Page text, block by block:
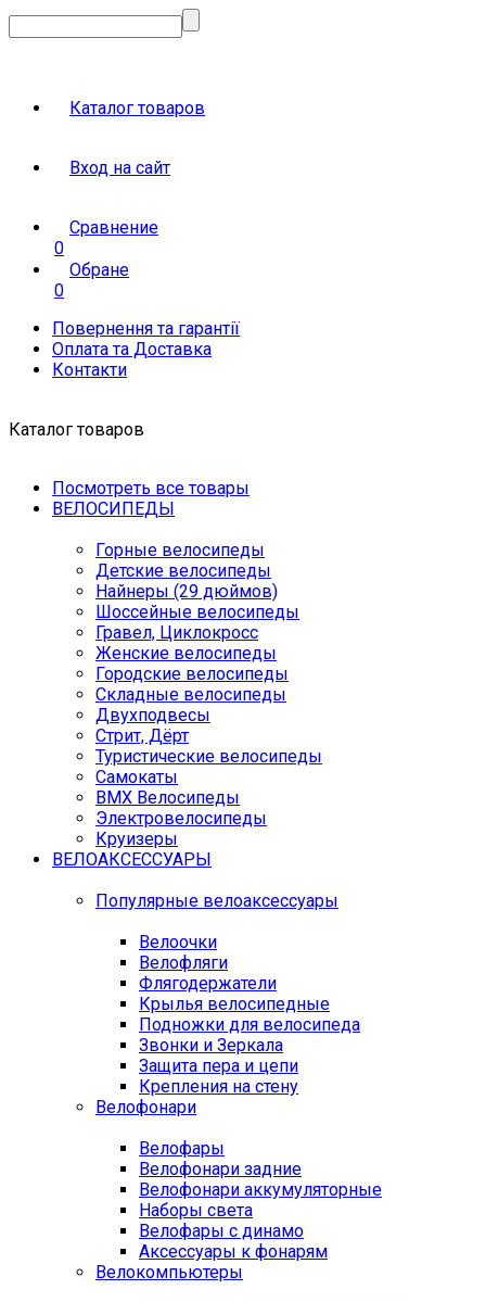
Каталог товаров
Вход на сайт
Сравнение
0
Обране
0
Повернення та гарантії
Оплата та Доставка
Контакти
Каталог товаров
Посмотреть все товары
ВЕЛОСИПЕДЫ
Горные велосипеды
Детские велосипеды
Найнеры (29 дюймов)
Шоссейные велосипеды
Гравел, Циклокросс
Женские велосипеды
Городcкие велосипеды
Складные велосипеды
Двухподвесы
Стрит, Дёрт
Туристические велосипеды
Самокаты
BMX Велосипеды
Электровелосипеды
Круизеры
ВЕЛОАКСЕССУАРЫ
Популярные велоаксессуары
Велоочки
Велофляги
Флягодержатели
Крылья велосипедные
Подножки для велосипеда
Звонки и Зеркала
Защита пера и цепи
Крепления на стену
Велофонари
Велофары
Велофонари задние
Велофонари аккумуляторные
Наборы света
Велофары с динамо
Аксессуары к фонарям
Велокомпьютеры